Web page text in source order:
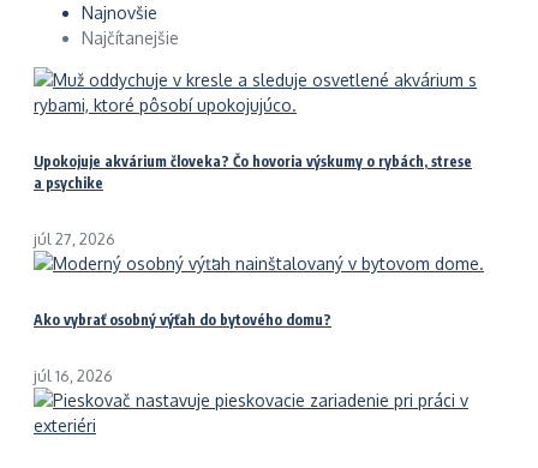
Najnovšie
Najčítanejšie
Upokojuje akvárium človeka? Čo hovoria výskumy o rybách, strese
a psychike
júl 27, 2026
Ako vybrať osobný výťah do bytového domu?
júl 16, 2026